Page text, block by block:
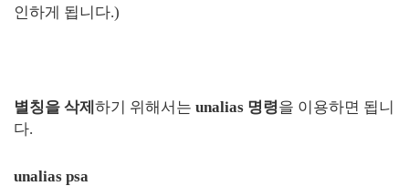
인하게 됩니다.)
별칭을 삭제 하기 위해서는 unalias 명령을 이용하면 됩니
다.
unalias psa